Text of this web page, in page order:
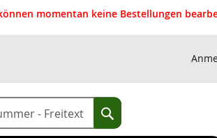
momentan keine Bestellungen
Suche